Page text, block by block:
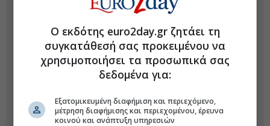
Ο εκδότης euro2day.gr ζητάει τη
συγκατάθεσή σας προκειμένου να
χρησιμοποιήσει τα προσωπικά σας
δεδομένα για:
Εξατομικευμένη διαφήμιση και περιεχόμενο,
μέτρηση διαφήμισης και περιεχομένου, έρευνα
κοινού και ανάπτυξη υπηρεσιών